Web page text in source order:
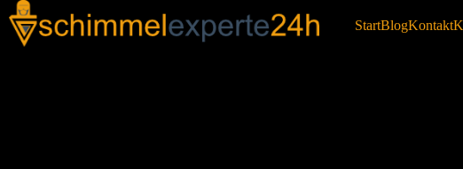
StartBlogKontakt